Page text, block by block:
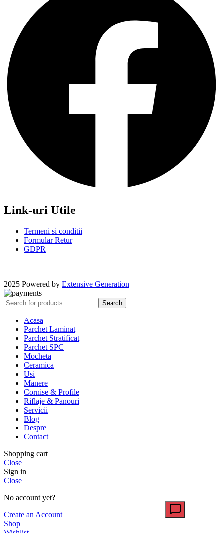
Link-uri Utile
Termeni si conditii
Formular Retur
GDPR
2025 Powered by Extensive Generation
Search
Acasa
Parchet Laminat
Parchet Stratificat
Parchet SPC
Mocheta
Ceramica
Usi
Manere
Cornise & Profile
Riflaje & Panouri
Servicii
Blog
Despre
Contact
Shopping cart
Close
Sign in
Close
No account yet?
Create an Account
Shop